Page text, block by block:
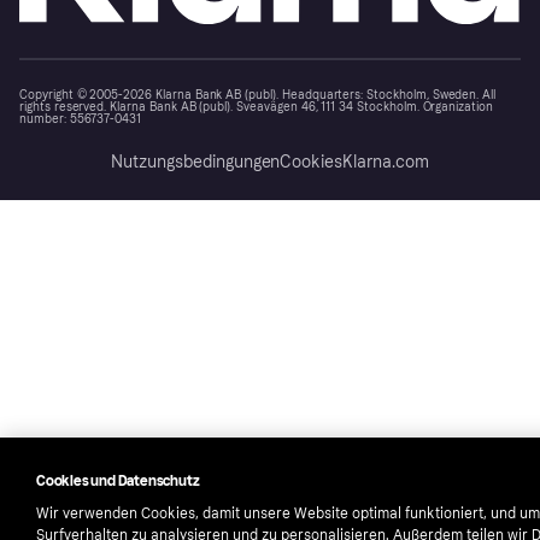
Copyright © 2005-2026 Klarna Bank AB (publ). Headquarters: Stockholm, Sweden. All
rights reserved. Klarna Bank AB (publ). Sveavägen 46, 111 34 Stockholm. Organization
number: 556737-0431
NutzungsbedingungenCookiesKlarna.com
Cookies und Datenschutz
Wir verwenden Cookies, damit unsere Website optimal funktioniert, und
Surfverhalten zu analysieren und zu personalisieren. Außerdem teilen wir